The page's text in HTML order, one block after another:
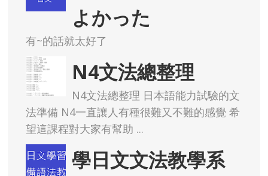
よかった
有~的話就太好了
N4文法總整理
N4文法總整理 日本語能力試驗的文
法準備 N4一直讓人有種很難又不難的感覺 希
望這課程對大家有幫助 ...
學日文文法教學系